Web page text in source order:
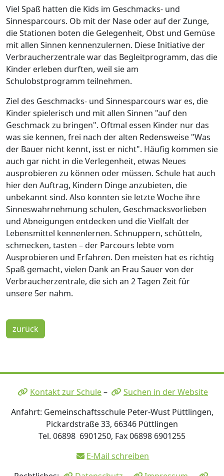
Viel Spaß hatten die Kids im Geschmacks- und
Sinnesparcours. Ob mit der Nase oder auf der Zunge,
die Stationen boten die Gelegenheit, Obst und Gemüse
mit allen Sinnen kennenzulernen. Diese Initiative der
Verbraucherzentrale war das Begleitprogramm, das die
Kinder erleben durften, weil sie am
Schulobstprogramm teilnehmen.
Ziel des Geschmacks- und Sinnesparcours war es, die
Kinder spielerisch und mit allen Sinnen "auf den
Geschmack zu bringen". Oftmal essen Kinder nur das
was sie kennen, frei nach der alten Redensweise "Was
der Bauer nicht kennt, isst er nicht". Häufig kommen sie
auch gar nicht in die Verlegenheit, etwas Neues
ausprobieren zu können oder müssen. Schule hat auch
hier den Auftrag, Kindern Dinge anzubieten, die
unbekannt sind. Also konnten sie letzte Woche ihre
Sinneswahrnehmung schulen, Geschmacksvorlieben
und Abneigungen entdecken und die Vielfalt der
Lebensmittel kennenlernen. Schnuppern, schütteln,
schmecken, tasten – der Parcours lebte vom
Ausprobieren und Erfahren. Den meisten hat es richtig
Spaß gemacht, vielen Dank an Frau Sauer von der
Verbraucherzentrale, die sich an 2 Tagen Zeit für
unsere 5er nahm.
zurück
Kontakt zur Schule–
Suchen in der Website
Anfahrt: Gemeinschaftsschule Peter-Wust Püttlingen,
Pickardstraße 33, 66346 Püttlingen
Tel. 06898 6901250, Fax 06898 6901255
E-Mail schreiben